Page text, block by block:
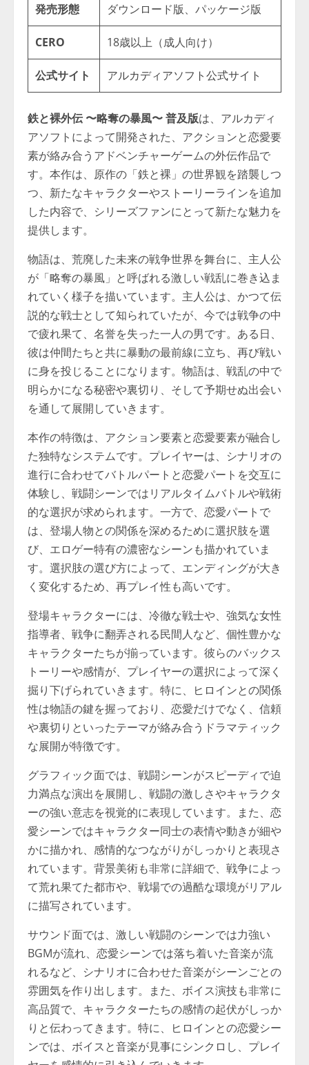
発売形態 ダウンロード版、パッケージ版
CERO 18歳以上（成人向け）
公式サイト アルカディアソフト公式サイト
鉄と裸外伝 〜略奪の暴風〜 普及版は、アルカディ
アソフトによって開発された、アクションと恋愛要
素が絡み合うアドベンチャーゲームの外伝作品で
す。本作は、原作の「鉄と裸」の世界観を踏襲しつ
つ、新たなキャラクターやストーリーラインを追加
した内容で、シリーズファンにとって新たな魅力を
提供します。
物語は、荒廃した未来の戦争世界を舞台に、主人公
が「略奪の暴風」と呼ばれる激しい戦乱に巻き込ま
れていく様子を描いています。主人公は、かつて伝
説的な戦士として知られていたが、今では戦争の中
で疲れ果て、名誉を失った一人の男です。ある日、
彼は仲間たちと共に暴動の最前線に立ち、再び戦い
に身を投じることになります。物語は、戦乱の中で
明らかになる秘密や裏切り、そして予期せぬ出会い
を通して展開していきます。
本作の特徴は、アクション要素と恋愛要素が融合し
た独特なシステムです。プレイヤーは、シナリオの
進行に合わせてバトルパートと恋愛パートを交互に
体験し、戦闘シーンではリアルタイムバトルや戦術
的な選択が求められます。一方で、恋愛パートで
は、登場人物との関係を深めるために選択肢を選
び、エロゲー特有の濃密なシーンも描かれていま
す。選択肢の選び方によって、エンディングが大き
く変化するため、再プレイ性も高いです。
登場キャラクターには、冷徹な戦士や、強気な女性
指導者、戦争に翻弄される民間人など、個性豊かな
キャラクターたちが揃っています。彼らのバックス
トーリーや感情が、プレイヤーの選択によって深く
掘り下げられていきます。特に、ヒロインとの関係
性は物語の鍵を握っており、恋愛だけでなく、信頼
や裏切りといったテーマが絡み合うドラマティック
な展開が特徴です。
グラフィック面では、戦闘シーンがスピーディで迫
力満点な演出を展開し、戦闘の激しさやキャラクタ
ーの強い意志を視覚的に表現しています。また、恋
愛シーンではキャラクター同士の表情や動きが細や
かに描かれ、感情的なつながりがしっかりと表現さ
れています。背景美術も非常に詳細で、戦争によっ
て荒れ果てた都市や、戦場での過酷な環境がリアル
に描写されています。
サウンド面では、激しい戦闘のシーンでは力強い
BGMが流れ、恋愛シーンでは落ち着いた音楽が流
れるなど、シナリオに合わせた音楽がシーンごとの
雰囲気を作り出します。また、ボイス演技も非常に
高品質で、キャラクターたちの感情の起伏がしっか
りと伝わってきます。特に、ヒロインとの恋愛シー
ンでは、ボイスと音楽が見事にシンクロし、プレイ